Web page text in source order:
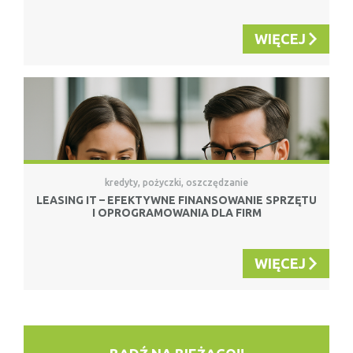
WIĘCEJ
kredyty, pożyczki, oszczędzanie
LEASING IT – EFEKTYWNE FINANSOWANIE SPRZĘTU
I OPROGRAMOWANIA DLA FIRM
WIĘCEJ